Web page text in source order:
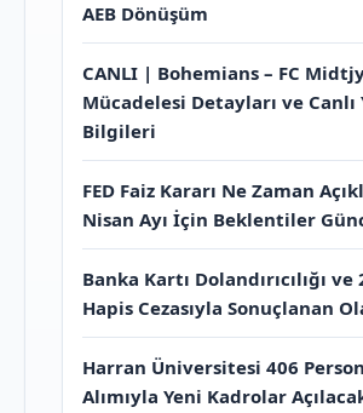
AEB Dönüşüm
CANLI | Bohemians – FC
Mücadelesi Detayları ve Canlı
Bilgileri
FED Faiz Kararı Ne Zaman
Nisan Ayı İçin Beklentiler
Banka Kartı Dolandırıcılığı ve
Hapis Cezasıyla Sonuçlanan
Harran Üniversitesi 406
Alımıyla Yeni Kadrolar